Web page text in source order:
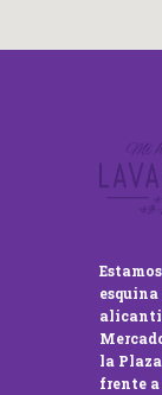
la
frente